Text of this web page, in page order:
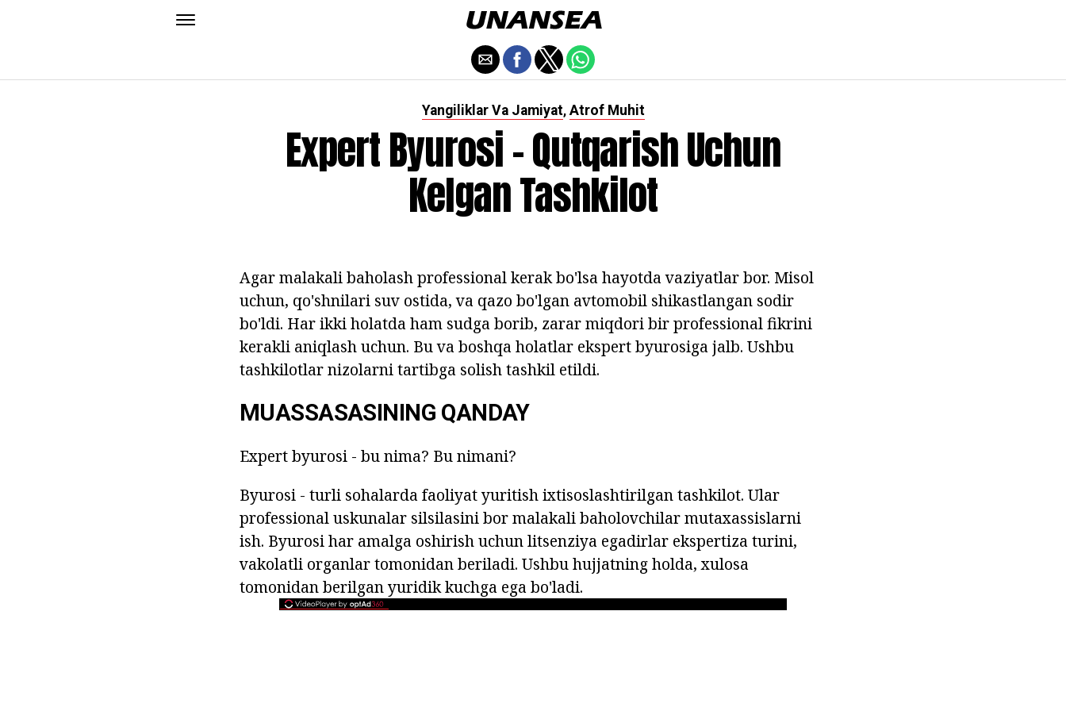
Yangiliklar Va Jamiyat, Atrof Muhit
Expert Byurosi - Qutqarish Uchun
Kelgan Tashkilot
Agar malakali baholash professional kerak bo'lsa hayotda vaziyatlar bor. Misol
uchun, qo'shnilari suv ostida, va qazo bo'lgan avtomobil shikastlangan sodir
bo'ldi. Har ikki holatda ham sudga borib, zarar miqdori bir professional fikrini
kerakli aniqlash uchun. Bu va boshqa holatlar ekspert byurosiga jalb. Ushbu
tashkilotlar nizolarni tartibga solish tashkil etildi.
MUASSASASINING QANDAY
Expert byurosi - bu nima? Bu nimani?
Byurosi - turli sohalarda faoliyat yuritish ixtisoslashtirilgan tashkilot. Ular
professional uskunalar silsilasini bor malakali baholovchilar mutaxassislarni
ish. Byurosi har amalga oshirish uchun litsenziya egadirlar ekspertiza turini,
vakolatli organlar tomonidan beriladi. Ushbu hujjatning holda, xulosa
tomonidan berilgan yuridik kuchga ega bo'ladi.